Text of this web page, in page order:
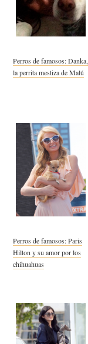
Perros de famosos: Danka,
la perrita mestiza de Malú
Perros de famosos: Paris
Hilton y su amor por los
chihuahuas